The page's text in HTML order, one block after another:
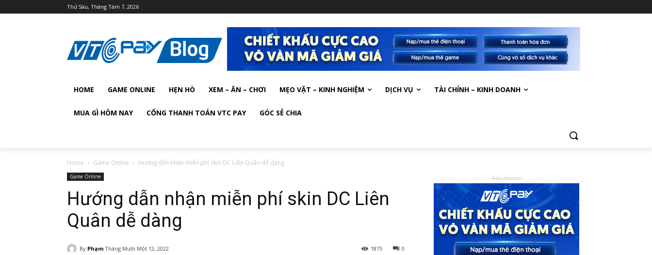
Thứ Sáu, Tháng Tám 7, 2026
HOME GAME ONLINE HẸN HÒ XEM – ĂN – CHƠI MẸO VẶT – KINH NGHIỆM DỊCH VỤ TÀI CHÍNH – KINH DOANH
MUA GÌ HÔM NAY CỔNG THANH TOÁN VTC PAY GÓC SẺ CHIA
Home Game Online Hướng dẫn nhận miễn phí skin DC Liên Quân dễ dàng
Game Online
Hướng dẫn nhận miễn phí skin DC Liên
Quân dễ dàng
By Phạm Tháng Mười Một 12, 2022 0
1875
- Advertisment -